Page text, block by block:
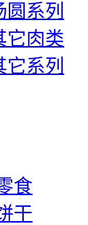
系列
它肉类
系列
食
干